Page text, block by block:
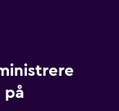
på